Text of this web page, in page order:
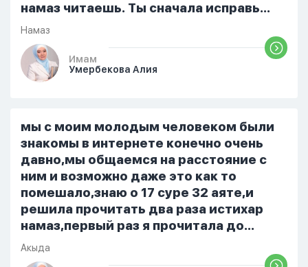
намаз читаешь. Ты сначала исправь
себя. После этого я не вставала на
намаз и не видела жайнамаз. Я просто
уже так не могу читать, смотреть . Дуа
я делаю скрытно если делаю дома. Я
От родных же людей.
Намаз
Имам
Умербекова Алия
мы с моим молодым человеком были
знакомы в интернете конечно очень
давно,мы общаемся на расстояние с
ним и возможно даже это как то
помешало,знаю о 17 суре 32 аяте,и
решила прочитать два раза истихар
намаз,первый раз я прочитала до
«Аср» намаза и сначала было
тревожно,позже стало спокойно и в
Акыда